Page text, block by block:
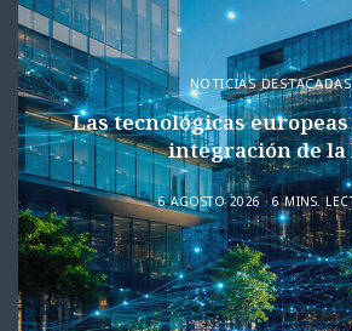
NOTICIAS DESTACADAS
Las tecnológicas
integración de la
6 AGOSTO 2026 6 MINS.